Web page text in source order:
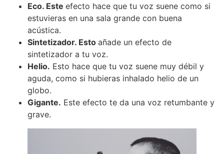
Eco. Este efecto hace que tu voz suene como si
estuvieras en una sala grande con buena
acústica.
Sintetizador. Esto añade un efecto de
sintetizador a tu voz.
Helio. Esto hace que tu voz suene muy débil y
aguda, como si hubieras inhalado helio de un
globo.
Gigante. Este efecto te da una voz retumbante y
grave.